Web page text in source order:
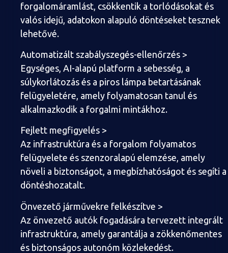
forgalomáramlást, csökkentik a torlódásokat és
valós idejű, adatokon alapuló döntéseket tesznek
lehetővé.
Automatizált szabályszegés-ellenőrzés >
Egységes, AI-alapú platform a sebesség, a
súlykorlátozás és a piros lámpa betartásának
felügyeletére, amely folyamatosan tanul és
alkalmazkodik a forgalmi mintákhoz.
Fejlett megfigyelés >
Az infrastruktúra és a forgalom folyamatos
felügyelete és szenzoralapú elemzése, amely
növeli a biztonságot, a megbízhatóságot és segíti a
döntéshozatalt.
Önvezető járművekre felkészítve >
Az önvezető autók fogadására tervezett integrált
infrastruktúra, amely garantálja a zökkenőmentes
és biztonságos autonóm közlekedést.